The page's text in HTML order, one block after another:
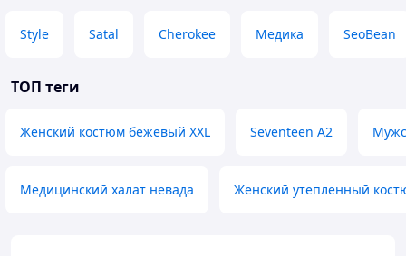
Style Satal Cherokee Медика SeoBean
ТОП теги
Женский костюм бежевый XXL Seventeen А2
Медицинский халат невада Женский утепленный